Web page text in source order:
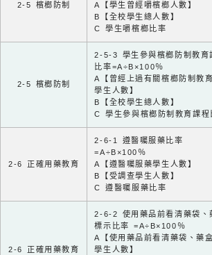
2-5 檳榔防制
A【學生曾經嚼檳榔人數】
B【全校學生總人數】
C 學生嚼檳榔比率
2-5 檳榔防制
2-5-3 學生參與檳榔防制教育
比率=A÷B×100％
A【曾經上過有關檳榔防制教
學生人數】
B【全校學生總人數】
C 學生參與檳榔防制教育課程
2-6 正確用藥教育
2-6-1 遵醫囑服藥比率
=A÷B×100％
A【遵醫囑服藥學生人數】
B【受調查學生人數】
C 遵醫囑服藥比率
2-6 正確用藥教育
2-6-2 使用藥品前看清藥袋、
標示比率 =A÷B×100％
A【使用藥品前看清藥袋、藥
學生人數】